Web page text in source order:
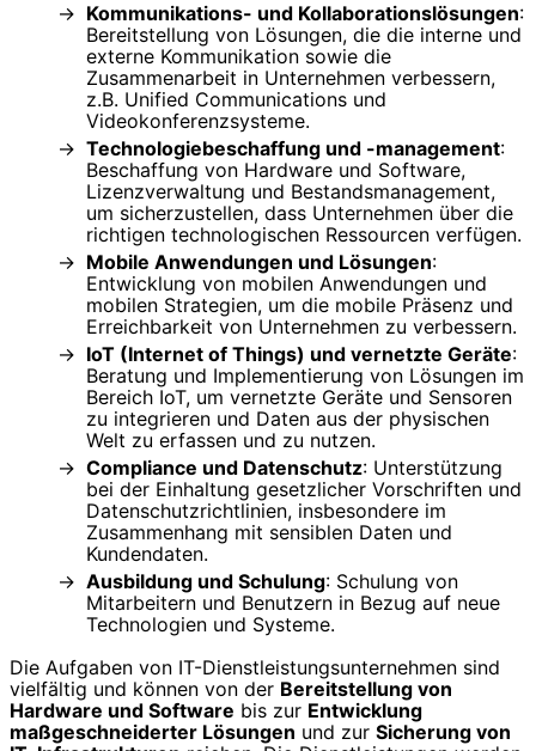
Kommunikations- und Kollaborationslösungen:
Bereitstellung von Lösungen, die die interne und
externe Kommunikation sowie die
Zusammenarbeit in Unternehmen verbessern,
z.B. Unified Communications und
Videokonferenzsysteme.
Technologiebeschaffung und -management:
Beschaffung von Hardware und Software,
Lizenzverwaltung und Bestandsmanagement,
um sicherzustellen, dass Unternehmen über die
richtigen technologischen Ressourcen verfügen.
Mobile Anwendungen und Lösungen:
Entwicklung von mobilen Anwendungen und
mobilen Strategien, um die mobile Präsenz und
Erreichbarkeit von Unternehmen zu verbessern.
IoT (Internet of Things) und vernetzte Geräte:
Beratung und Implementierung von Lösungen im
Bereich IoT, um vernetzte Geräte und Sensoren
zu integrieren und Daten aus der physischen
Welt zu erfassen und zu nutzen.
Compliance und Datenschutz: Unterstützung
bei der Einhaltung gesetzlicher Vorschriften und
Datenschutzrichtlinien, insbesondere im
Zusammenhang mit sensiblen Daten und
Kundendaten.
Ausbildung und Schulung: Schulung von
Mitarbeitern und Benutzern in Bezug auf neue
Technologien und Systeme.
Die Aufgaben von IT-Dienstleistungsunternehmen sind
vielfältig und können von der Bereitstellung von
Hardware und Software bis zur Entwicklung
maßgeschneiderter Lösungen und zur Sicherung von